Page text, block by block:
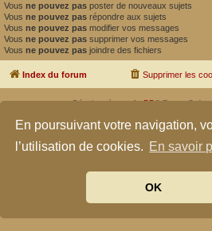
En poursuivant votre navigation,
l’utilisation de cookies. En savoir
OK
Vous ne pouvez pas poster de nouveaux sujets
Vous ne pouvez pas répondre aux sujets
Vous ne pouvez pas modifier vos messages
Vous ne pouvez pas supprimer vos messages
Vous ne pouvez pas joindre des fichiers
Index du forum Supprimer les
Développé parphpBB® Forum
Confidentialité|